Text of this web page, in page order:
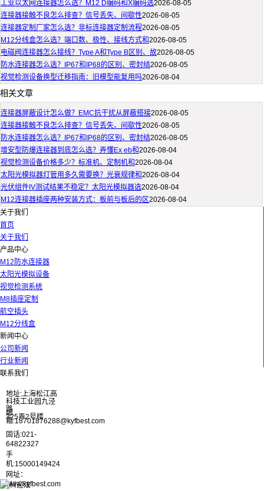
工业以太网连接器怎么选？M12 D编码和X编码选2026-08-05
连接器接触不良怎么排查？信号丢失、间歇性2026-08-05
连接器定制厂家怎么选？非标连接器定制流程2026-08-05
M12分线盒怎么选？端口数、极性、接线方式和2026-08-05
电磁阀连接器怎么接线？Type A和Type B区别、故2026-08-05
防水连接器怎么选？IP67和IP68的区别、密封结2026-08-05
视觉检测设备换型迁移指南：旧模型能复用吗2026-08-04
相关文章
连接器屏蔽设计怎么做？EMC抗干扰从屏蔽搭接2026-08-05
连接器接触不良怎么排查？信号丢失、间歇性2026-08-05
防水连接器怎么选？IP67和IP68的区别、密封结2026-08-05
增安型防爆连接器到底怎么选？弄懂Ex eb和2026-08-04
视觉检测设备价格多少？标准机、定制机和2026-08-04
太阳光模拟器灯管用多久需要换？光衰规律和2026-08-04
光伏组件IV测试结果不稳定？太阳光模拟器选2026-08-04
M12连接器插座两种安装方式：板前与板后的区2026-08-04
关于我们
首页
关于我们
产品中心
M12防水连接器
太阳光模拟设备
视觉检测系统
M8插座定制
航空插头
M12分线盒
新闻中心
公司新闻
行业新闻
联系我们
地址:上海松江高
科技工业园九泾
路
325弄2号楼
邮
箱:18701876288@kyfbest.com
固话:021-
64822327
手
机:15000149424
网址：
www.kyfbest.com